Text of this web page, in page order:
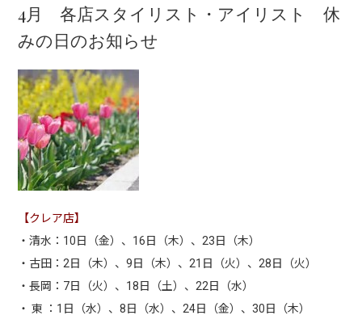
4月 各店スタイリスト・アイリスト 休
みの日のお知らせ
【クレア店】
・清水：10日（金）、16日（木）、23日（木）
・古田：2日（木）、9日（木）、21日（火）、28日（火）
・長岡：7日（火）、18日（土）、22日（水）
・ 東 ：1日（水）、8日（水）、24日（金）、30日（木）